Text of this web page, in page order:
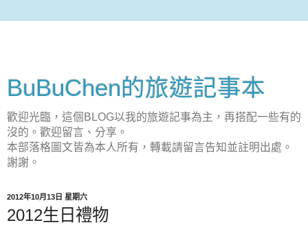
BuBuChen的旅遊記事本
歡迎光臨，這個BLOG以我的旅遊記事為主，再搭配一些有的
沒的。歡迎留言、分享。
本部落格圖文皆為本人所有，轉載請留言告知並註明出處。
謝謝。
2012年10月13日 星期六
2012生日禮物